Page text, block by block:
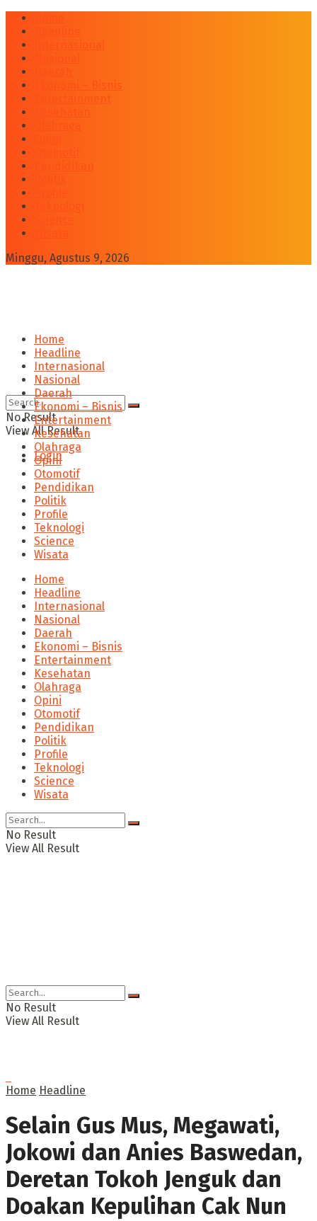
Internasional
Ekonomi – Bisnis
Entertainment
Minggu, Agustus 9, 2026
No Result
View All Result
Login
Home
Headline
Internasional
Nasional
Daerah
Ekonomi – Bisnis
Entertainment
Kesehatan
Olahraga
Opini
Otomotif
Pendidikan
Politik
Profile
Teknologi
Science
Wisata
Home
Headline
Internasional
Nasional
Daerah
Ekonomi – Bisnis
Entertainment
Kesehatan
Olahraga
Opini
Otomotif
Pendidikan
Politik
Profile
Teknologi
Science
Wisata
No Result
View All Result
No Result
View All Result
Home Headline
Selain Gus Mus, Megawati,
Jokowi dan Anies Baswedan,
Deretan Tokoh Jenguk dan
Doakan Kepulihan Cak Nun